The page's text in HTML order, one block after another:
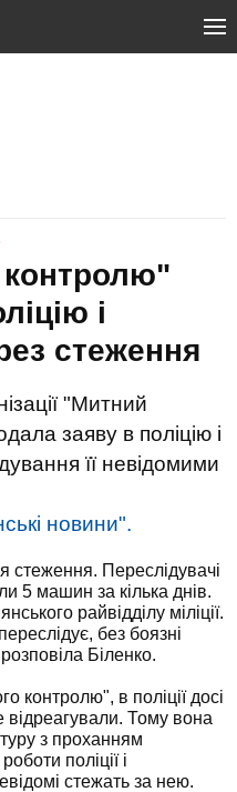
і
стеження
"Митний
заяву в поліцію і
її невідомими
новини".
стеження. Переслідувачі
5 машин за кілька днів.
райвідділу міліції.
без боязні
Біленко.
контролю", в поліції досі
відреагували. Тому вона
з проханням
поліції і
стежать за нею.